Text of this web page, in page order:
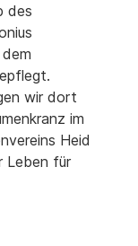
des
wir dort
im
Heid
Leben für